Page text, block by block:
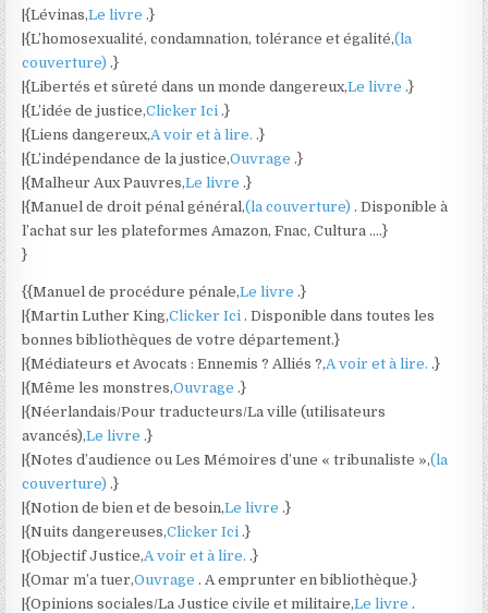
|{Lévinas,Le livre.}
|{L’homosexualité, condamnation, tolérance et égalité,(la
couverture).}
|{Libertés et sûreté dans un monde dangereux,Le livre.}
|{L’idée de justice,Clicker Ici.}
|{Liens dangereux,A voir et à lire..}
|{L’indépendance de la justice,Ouvrage.}
|{Malheur Aux Pauvres,Le livre.}
|{Manuel de droit pénal général,(la couverture). Disponible à
l’achat sur les plateformes Amazon, Fnac, Cultura ….}
}
{{Manuel de procédure pénale,Le livre.}
|{Martin Luther King,Clicker Ici. Disponible dans toutes les
bonnes bibliothèques de votre département.}
|{Médiateurs et Avocats : Ennemis ? Alliés ?,A voir et à lire..}
|{Même les monstres,Ouvrage.}
|{Néerlandais/Pour traducteurs/La ville (utilisateurs
avancés),Le livre.}
|{Notes d’audience ou Les Mémoires d’une « tribunaliste »,(la
couverture).}
|{Notion de bien et de besoin,Le livre.}
|{Nuits dangereuses,Clicker Ici.}
|{Objectif Justice,A voir et à lire..}
|{Omar m’a tuer,Ouvrage. A emprunter en bibliothèque.}
|{Opinions sociales/La Justice civile et militaire,Le livre.